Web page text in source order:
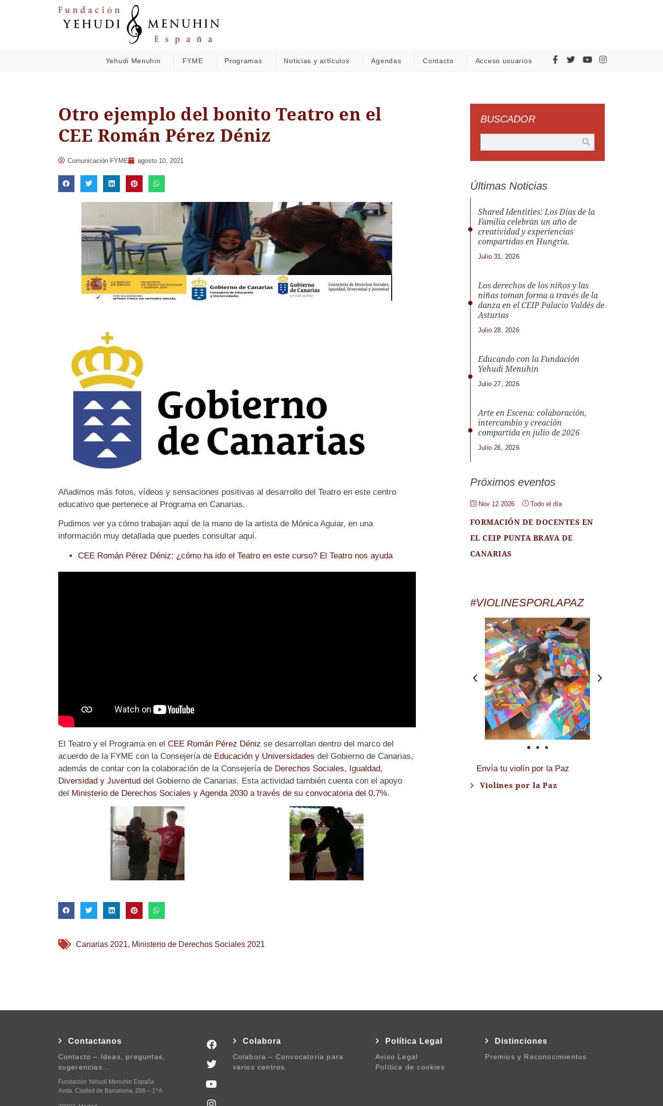
Yehudi Menuhin FYME Programas Noticias y artículos Agendas Contacto Acceso usuarios
Otro ejemplo del bonito Teatro en el
CEE Román Pérez Déniz
Comunicación FYME agosto 10, 2021
Añadimos más fotos, vídeos y sensaciones positivas al desarrollo del Teatro en este centro
educativo que pertenece al Programa en Canarias.
Pudimos ver ya cómo trabajan aquí de la mano de la artista de Mónica Aguiar, en una
información muy detallada que puedes consultar aquí.
CEE Román Pérez Déniz: ¿cómo ha ido el Teatro en este curso? El Teatro nos ayuda
El Teatro y el Programa en el CEE Román Pérez Déniz se desarrollan dentro del marco del
acuerdo de la FYME con la Consejería de Educación y Universidades del Gobierno de Canarias,
además de contar con la colaboración de la Consejería de Derechos Sociales, Igualdad,
Diversidad y Juventuddel Gobierno de Canarias. Esta actividad también cuenta con el apoyo
del Ministerio de Derechos Sociales y Agenda 2030 a través de su convocatoria del 0,7%.
Canarias 2021, Ministerio de Derechos Sociales 2021
BUSCADOR
Últimas Noticias
Shared Identities: Los Días de la
Familia celebran un año de
creatividad y experiencias
compartidas en Hungría.
Julio 31, 2026
Los derechos de los niños y las
niñas toman forma a través de la
danza en el CEIP Palacio Valdés de
Asturias
Julio 28, 2026
Educando con la Fundación
Yehudi Menuhin
Julio 27, 2026
Arte en Escena: colaboración,
intercambio y creación
compartida en julio de 2026
Julio 26, 2026
Próximos eventos
Nov 12 2026 Todo el día
FORMACIÓN DE DOCENTES EN
EL CEIP PUNTA BRAVA DE
CANARIAS
#VIOLINESPORLAPAZ
Envía tu violín por la Paz
Violines por la Paz
Contactanos
Contacto – Ideas, preguntas,
sugerencias…
Fundación Yehudi Menuhin España
Avda. Ciudad de Barcelona, 208 – 1º A
Colabora
Colabora – Convocatoria para
varios centros.
Política Legal
Aviso Legal
Política de cookies
Distinciones
Premios y Reconocimientos